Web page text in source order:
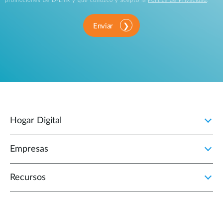
Enviar
Hogar Digital
Empresas
Recursos